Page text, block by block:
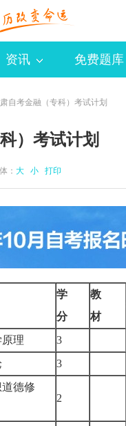
资讯 免费题库
自考金融（专科）考试计划
）考试计划
： 大 小 打印
学
分
教
材
原理
3
3
德修
2